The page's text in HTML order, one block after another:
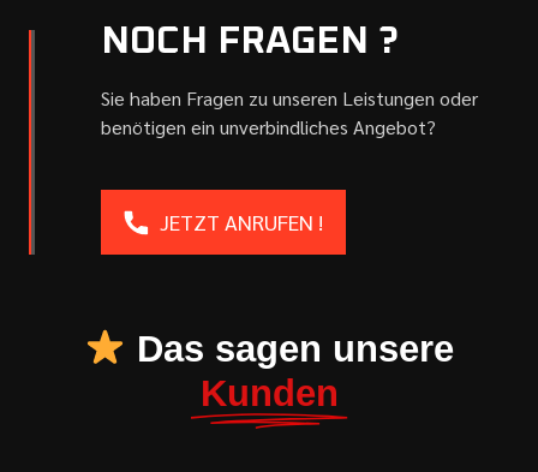
NOCH FRAGEN ?
Sie haben Fragen zu unseren Leistungen oder
benötigen ein unverbindliches Angebot?
JETZT ANRUFEN !
Das sagen unsere
Kunden